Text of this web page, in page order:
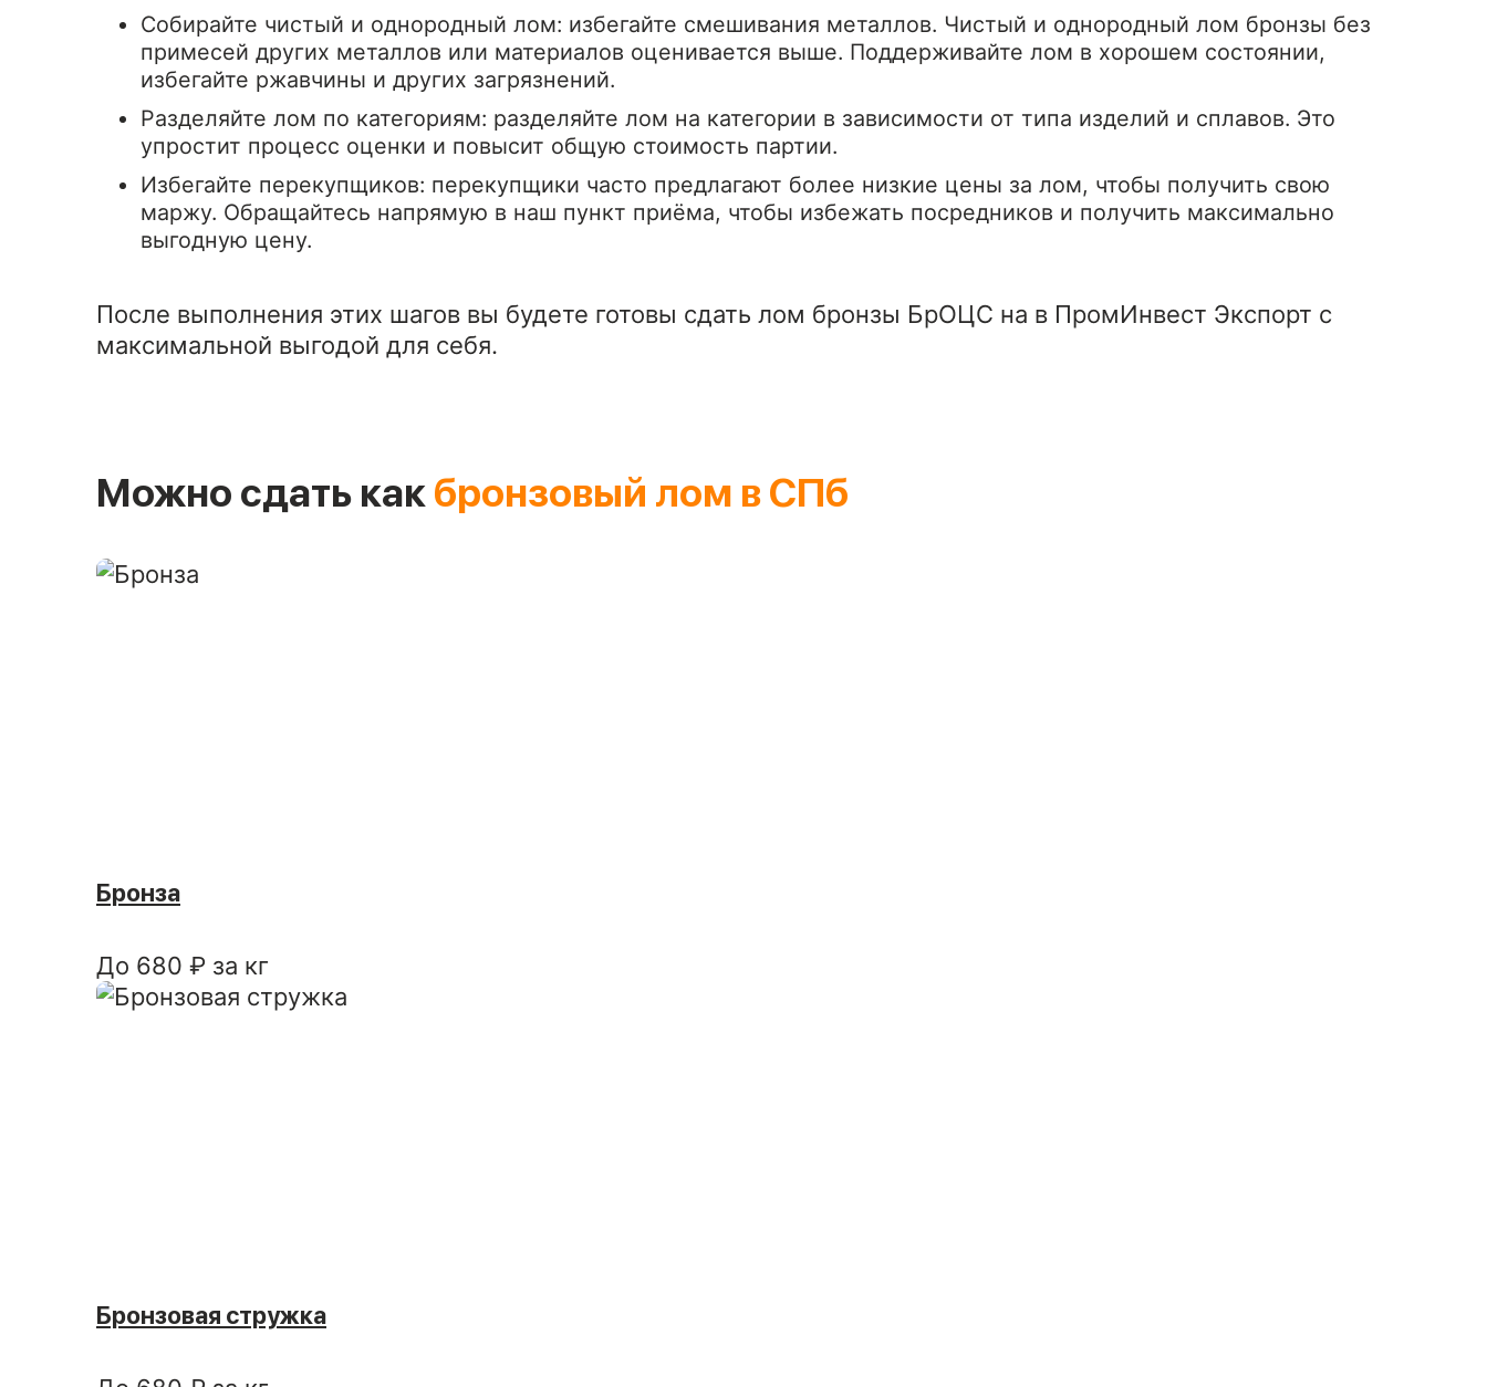
Собирайте чистый и однородный лом: избегайте смешивания металлов. Чистый и однородный лом бронзы без
примесей других металлов или материалов оценивается выше. Поддерживайте лом в хорошем состоянии,
избегайте ржавчины и других загрязнений.
Разделяйте лом по категориям: разделяйте лом на категории в зависимости от типа изделий и сплавов. Это
упростит процесс оценки и повысит общую стоимость партии.
Избегайте перекупщиков: перекупщики часто предлагают более низкие цены за лом, чтобы получить свою
маржу. Обращайтесь напрямую в наш пункт приёма, чтобы избежать посредников и получить максимально
выгодную цену.
После выполнения этих шагов вы будете готовы сдать лом бронзы БрОЦС на в ПромИнвест Экспорт с
максимальной выгодой для себя.
Можно сдать какбронзовый лом в СПб
Бронза
До 680 ₽ за кг
Бронзовая стружка